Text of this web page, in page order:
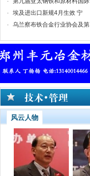
·
埃及进出口新规4月生效 宁
·
乌兰察布铁合金行业协会及第
风云人物